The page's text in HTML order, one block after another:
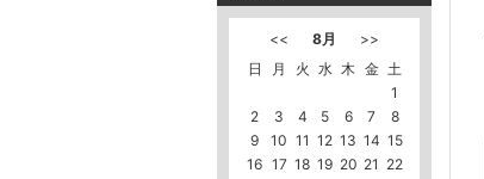
<< 8月
>>
日
月 火 水 木 金 土
1
2
3 4 5 6 7
8
9
10 11 12 13 14 15
16 17 18 19 20 21 22